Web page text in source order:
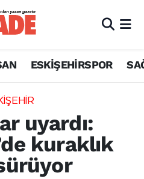
ESKİŞEHİRSPOR
uyardı:
kuraklık